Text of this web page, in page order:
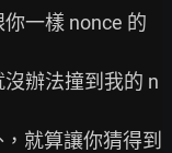
一樣 nonce 的
辦法撞到我的 n
就算讓你猜得到